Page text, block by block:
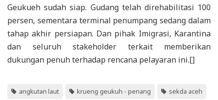
Geukueh sudah siap. Gudang telah direhabilitasi 100
persen, sementara terminal penumpang sedang dalam
tahap akhir persiapan. Dan pihak Imigrasi, Karantina
dan seluruh stakeholder terkait memberikan
dukungan penuh terhadap rencana pelayaran ini.[]
angkutan laut krueng geukuh - penang sekda aceh